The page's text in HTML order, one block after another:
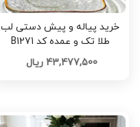
خرید پیاله و پیش دستی لب
طلا تک و عمده کد B1271
43,477,500 ریال